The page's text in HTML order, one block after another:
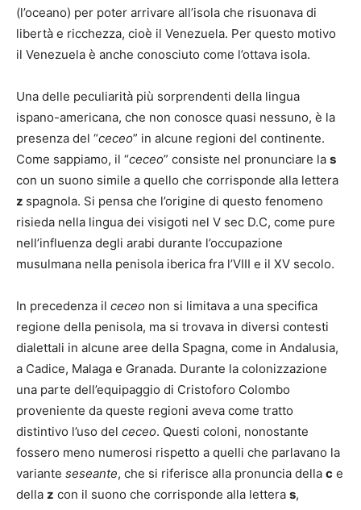
(l’oceano) per poter arrivare all’isola che risuonava di
libertà e ricchezza, cioè il Venezuela. Per questo motivo
il Venezuela è anche conosciuto come l’ottava isola.
Una delle peculiarità più sorprendenti della lingua
ispano-americana, che non conosce quasi nessuno, è la
presenza del “ceceo” in alcune regioni del continente.
Come sappiamo, il “ceceo” consiste nel pronunciare la s
con un suono simile a quello che corrisponde alla lettera
z spagnola. Si pensa che l’origine di questo fenomeno
risieda nella lingua dei visigoti nel V sec D.C, come pure
nell’influenza degli arabi durante l’occupazione
musulmana nella penisola iberica fra l’VIII e il XV secolo.
In precedenza il ceceo non si limitava a una specifica
regione della penisola, ma si trovava in diversi contesti
dialettali in alcune aree della Spagna, come in Andalusia,
a Cadice, Malaga e Granada. Durante la colonizzazione
una parte dell’equipaggio di Cristoforo Colombo
proveniente da queste regioni aveva come tratto
distintivo l’uso del ceceo. Questi coloni, nonostante
fossero meno numerosi rispetto a quelli che parlavano la
variante seseante, che si riferisce alla pronuncia della c e
della z con il suono che corrisponde alla lettera s,